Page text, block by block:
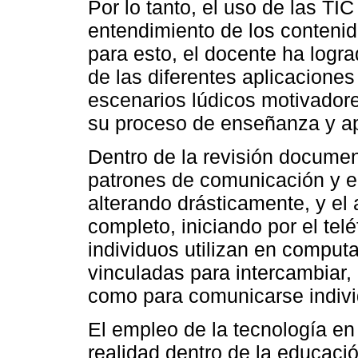
Por lo tanto, el uso de las
entendimiento de los
para esto, el docente ha
de las diferentes
escenarios lúdicos
su proceso de enseñanza y
Dentro de la revisión
patrones de comunicación y
alterando drásticamente, y
completo, iniciando por el
individuos utilizan en
vinculadas para
como para comunicarse
El empleo de la tecnología
realidad dentro de la